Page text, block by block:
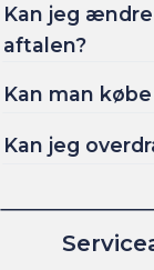
Kan jeg
aftalen?
Kan man
Kan jeg